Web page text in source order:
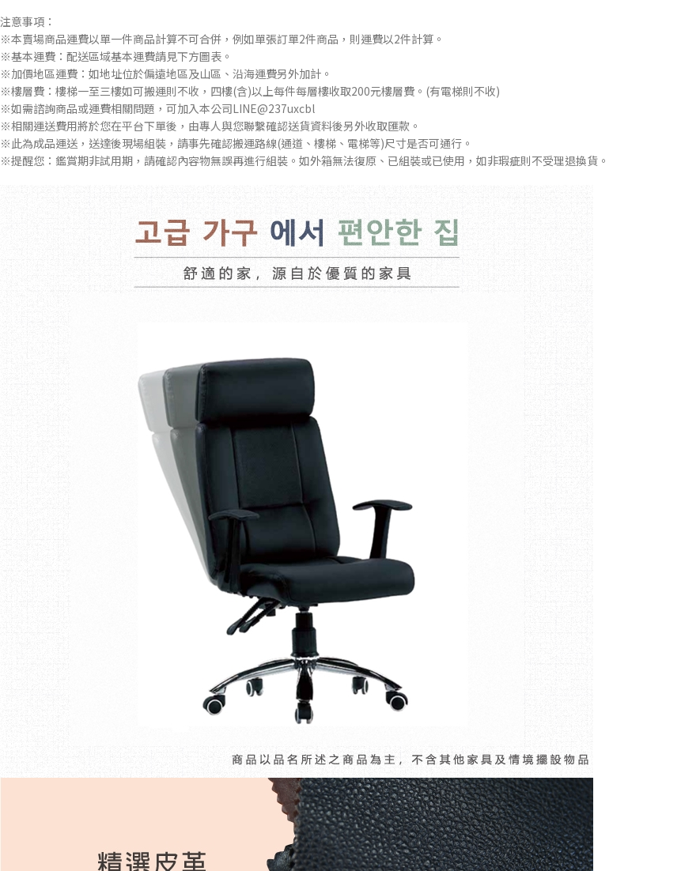
注意事項：
※本賣場商品運費以單一件商品計算不可合併，例如單張訂單2件商品，則運費以2件計算。
※基本運費：配送區域基本運費請見下方圖表。
※加價地區運費：如地址位於偏遠地區及山區、沿海運費另外加計。
※樓層費：樓梯一至三樓如可搬運則不收，四樓(含)以上每件每層樓收取200元樓層費。(有電梯則不收)
※如需諮詢商品或運費相關問題，可加入本公司LINE@237uxcbl
※相關運送費用將於您在平台下單後，由專人與您聯繫確認送貨資料後另外收取匯款。
※此為成品運送，送達後現場組裝，請事先確認搬運路線(通道、樓梯、電梯等)尺寸是否可通行。
※提醒您：鑑賞期非試用期，請確認內容物無誤再進行組裝。如外箱無法復原、已組裝或已使用，如非瑕疵則不受理退換貨。